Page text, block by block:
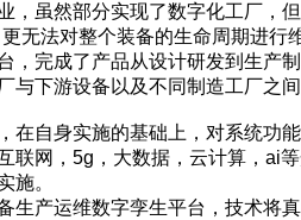
，虽然部分实现了数字化工厂，
无法对整个装备的生命周期进
，完成了产品从设计研发到生产
与下游设备以及不同制造工厂之
在自身实施的基础上，对系统功
联网， 5g ，大数据，云计算， ai
施。
生产运维数字孪生平台，技术将